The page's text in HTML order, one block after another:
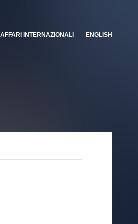
AFFARI INTERNAZIONALI ENGLISH